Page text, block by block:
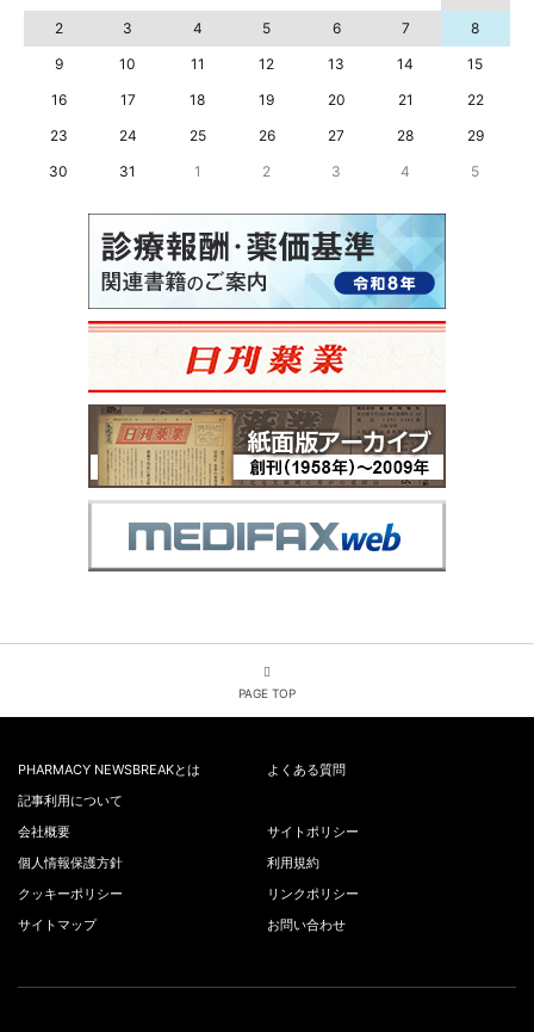
2
3 4 5 6 7
8
9
10 11 12 13 14
15
16
17 18 19 20 21
22
23
24 25 26 27 28
29
30
31 1 2 3 4 5
PAGE TOP
PHARMACY NEWSBREAKとは
よくある質問
記事利用について
会社概要
サイトポリシー
個人情報保護方針
利用規約
クッキーポリシー
リンクポリシー
サイトマップ
お問い合わせ